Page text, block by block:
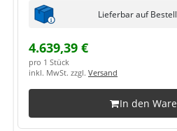
Lieferbar auf
4.639,39 €
pro 1 Stück
inkl. MwSt. zzgl. Versand
In den